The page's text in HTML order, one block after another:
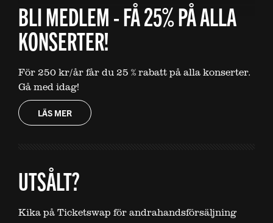
BLI MEDLEM - FÅ 25% PÅ ALLA
KONSERTER!
För 250 kr/år får du 25 % rabatt på alla konserter.
Gå med idag!
LÄS MER
UTSÅLT?
Kika på Ticketswap för andrahandsförsäljning